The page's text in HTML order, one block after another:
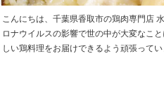
こんにちは、千葉県香取市の鶏肉専門店
ロナウイルスの影響で世の中が大変なこ
しい鶏料理をお届けできるよう頑張ってい